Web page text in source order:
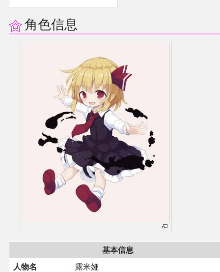
角色信息
基本信息
人物名
露米娅
东方相关活动
二次创作与活动
展会及活动导航
展会作品列表
商业二次创作
同人二次创作
同人社团列表